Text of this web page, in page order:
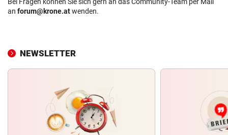
an forum@krone.atwenden.
NEWSLETTER